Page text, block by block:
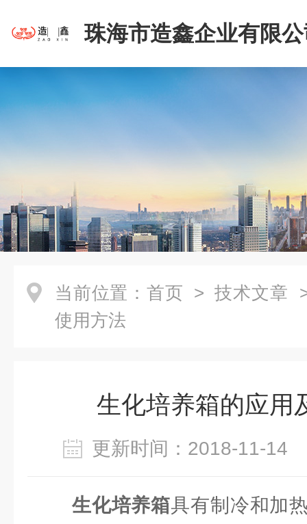
珠海市造鑫企业有限
当前位置： 首页 > 技术文章
使用方法
生化培养箱的应用
更新时间：2018-11-
生化培养箱具有制冷和加